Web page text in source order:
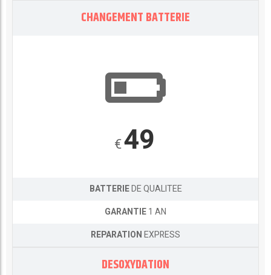
CHANGEMENT BATTERIE
€49
BATTERIEDE QUALITEE
GARANTIE1 AN
REPARATIONEXPRESS
DESOXYDATION